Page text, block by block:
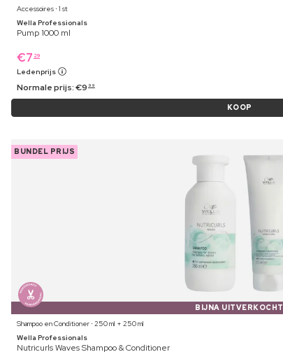
Accessoires ⋅ 1 st
Wella Professionals
Pump 1000 ml
€7 29
Ledenprijs
Normale prijs:€9 99
KOOP
BUNDEL PRIJS
BIJNA UITVERKOCHT
Shampoo en Conditioner ⋅ 250 ml + 250 ml
Wella Professionals
Nutricurls Waves Shampoo & Conditioner